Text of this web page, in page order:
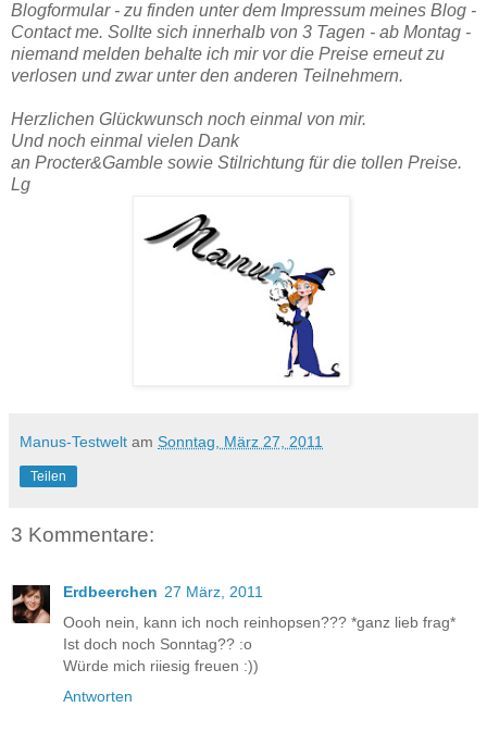
Blogformular - zu finden unter dem Impressum meines Blog -
Contact me. Sollte sich innerhalb von 3 Tagen - ab Montag -
niemand melden behalte ich mir vor die Preise erneut zu
verlosen und zwar unter den anderen Teilnehmern.
Herzlichen Glückwunsch noch einmal von mir.
Und noch einmal vielen Dank
an Procter&Gamble sowie Stilrichtung für die tollen Preise.
Lg
Manus-Testwelt am Sonntag, März 27, 2011
Teilen
3 Kommentare:
Erdbeerchen 27 März, 2011
Oooh nein, kann ich noch reinhopsen??? *ganz lieb frag*
Ist doch noch Sonntag?? :o
Würde mich riiesig freuen :))
Antworten